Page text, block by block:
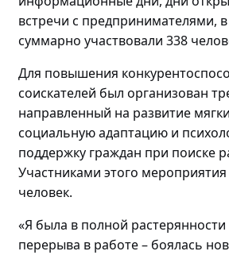
встречи с предпринимателями,
суммарно участвовали 338
Для повышения
соискателей был организован
направленный на развитие
социальную адаптацию и
поддержку граждан при поиске
Участниками этого мероприятия
человек.
«Я была в полной растерянности
перерыва в работе – боялась